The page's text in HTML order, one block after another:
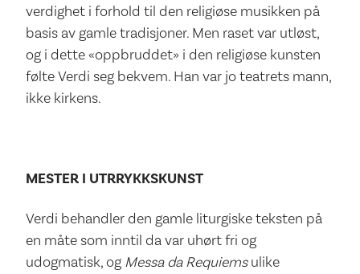
verdighet i forhold til den religiøse musikken på
basis av gamle tradisjoner. Men raset var utløst,
og i dette «oppbruddet» i den religiøse kunsten
følte Verdi seg bekvem. Han var jo teatrets mann,
ikke kirkens.
MESTER I UTRRYKKSKUNST
Verdi behandler den gamle liturgiske teksten på
en måte som inntil da var uhørt fri og
udogmatisk, og Messa da Requiemsulike